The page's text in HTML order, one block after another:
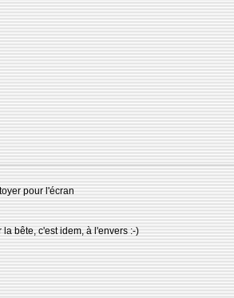
pour l'écran
la bête, c'est idem, à l'envers :-)